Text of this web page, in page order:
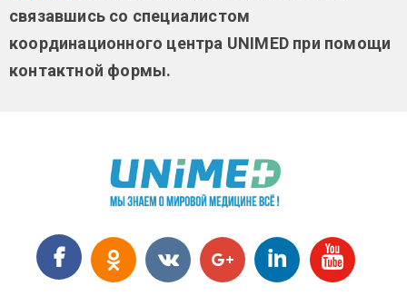
связавшись со специалистом
координационного центра UNIMED при помощи
контактной формы.